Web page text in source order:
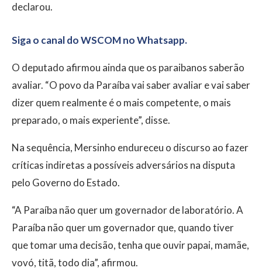
declarou.
Siga o canal do WSCOM no Whatsapp.
O deputado afirmou ainda que os paraibanos saberão
avaliar. “O povo da Paraíba vai saber avaliar e vai saber
dizer quem realmente é o mais competente, o mais
preparado, o mais experiente”, disse.
Na sequência, Mersinho endureceu o discurso ao fazer
críticas indiretas a possíveis adversários na disputa
pelo Governo do Estado.
“A Paraíba não quer um governador de laboratório. A
Paraíba não quer um governador que, quando tiver
que tomar uma decisão, tenha que ouvir papai, mamãe,
vovó, titã, todo dia”, afirmou.